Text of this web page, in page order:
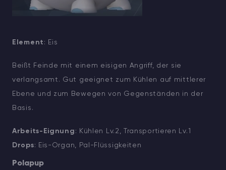
Element : Eis
Beißt Feinde mit einem eisigen Angriff, der sie
verlangsamt. Gut geeignet zum Kühlen auf mittlerer
Ebene und zum Bewegen von Gegenständen in der
Basis.
Arbeits-Eignung : Kühlen Lv.2, Transportieren Lv.1
Drops: Eis-Organ, Pal-Flüssigkeiten
Polapup